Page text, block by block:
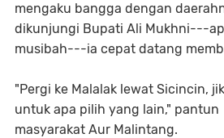
mengaku bangga dengan
dikunjungi Bupati Ali Mukhni---
musibah---ia cepat datang
"Pergi ke Malalak lewat Sicincin,
untuk apa pilih yang lain,"
masyarakat Aur Malintang.